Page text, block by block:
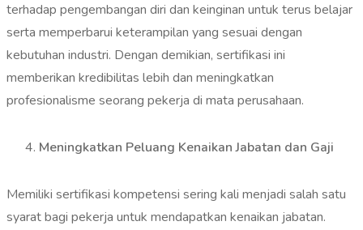
terhadap pengembangan diri dan keinginan untuk terus belajar
serta memperbarui keterampilan yang sesuai dengan
kebutuhan industri. Dengan demikian, sertifikasi ini
memberikan kredibilitas lebih dan meningkatkan
profesionalisme seorang pekerja di mata perusahaan.
Meningkatkan Peluang Kenaikan Jabatan dan Gaji
Memiliki sertifikasi kompetensi sering kali menjadi salah satu
syarat bagi pekerja untuk mendapatkan kenaikan jabatan.